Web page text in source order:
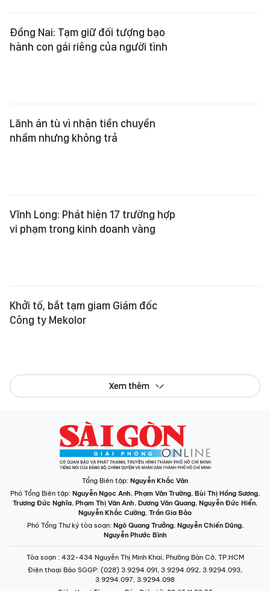
Đồng Nai: Tạm giữ đối tượng bạo
hành con gái riêng của người tình
Lãnh án tù vì nhận tiền chuyển
nhầm nhưng không trả
Vĩnh Long: Phát hiện 17 trường hợp
vi phạm trong kinh doanh vàng
Khởi tố, bắt tạm giam Giám đốc
Công ty Mekolor
Xem thêm
Tổng Biên tập: Nguyễn Khắc Văn
Phó Tổng Biên tập: Nguyễn Ngọc Anh, Phạm Văn Trường, Bùi Thị Hồng Sương,
Trương Đức Nghĩa, Phạm Thị Vân Anh, Dương Văn Quang, Nguyễn Đức Hiển,
Nguyễn Khắc Cường, Trần Gia Bảo
Phó Tổng Thư ký tòa soạn: Ngô Quang Trưởng, Nguyễn Chiến Dũng,
Nguyễn Phước Bình
Tòa soạn : 432-434 Nguyễn Thị Minh Khai, Phường Bàn Cờ, TP.HCM
Điện thoại Báo SGGP: (028) 3.9294.091, 3.9294.092, 3.9294.093,
3.9294.097, 3.9294.098